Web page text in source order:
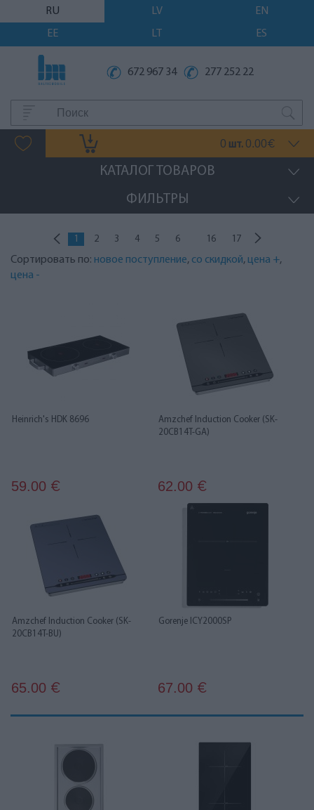
RU LV
EN
EE
LT ES
672 967 34 277 252 22
0 шт. 0.00€
КАТАЛОГ ТОВАРОВ
ФИЛЬТРЫ
1 2 3 4 5 6 16 17
Сортировать по: новое поступление, со скидкой, цена +,
цена -
Heinrich's HDK 8696
59.00 €
Amzchef Induction Cooker (SK-
20CB14T-GA)
62.00 €
Amzchef Induction Cooker (SK-
20CB14T-BU)
65.00 €
Gorenje ICY2000SP
67.00 €